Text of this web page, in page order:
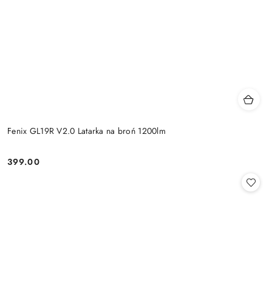
Fenix GL19R V2.0 Latarka na broń 1200lm
Cena:
399.00